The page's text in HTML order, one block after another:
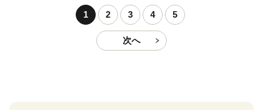
1 2 3 4 5
次へ